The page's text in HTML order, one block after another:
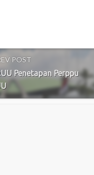
POST
Penetapan Perppu